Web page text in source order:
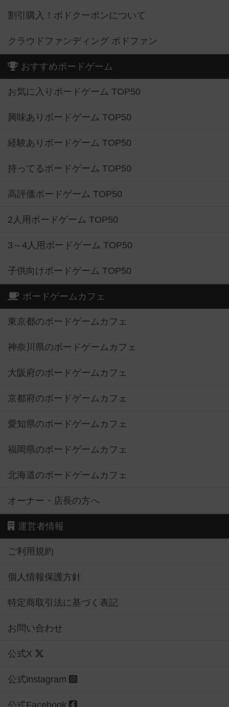
割引購入！ボドクーポンについて
クラウドファンディング ボドファン
おすすめボードゲーム
お気に入りボードゲーム TOP50
興味ありボードゲーム TOP50
経験ありボードゲーム TOP50
持ってるボードゲーム TOP50
高評価ボードゲーム TOP50
2人用ボードゲーム TOP50
3～4人用ボードゲーム TOP50
子供向けボードゲーム TOP50
ボードゲームカフェ
東京都のボードゲームカフェ
神奈川県のボードゲームカフェ
大阪府のボードゲームカフェ
京都府のボードゲームカフェ
愛知県のボードゲームカフェ
福岡県のボードゲームカフェ
北海道のボードゲームカフェ
オーナー・店長の方へ
運営者情報
ご利用規約
個人情報保護方針
特定商取引法に基づく表記
お問い合わせ
公式X
公式instagram